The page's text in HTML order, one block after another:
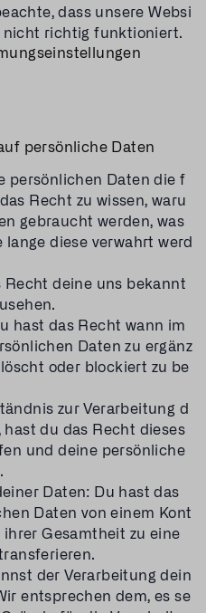
dass unsere Websi
richtig funktioniert.
persönliche Daten
persönlichen Daten die f
Recht zu wissen, waru
gebraucht werden, was
diese verwahrt werd
deine uns bekannt
hast das Recht wann im
Daten zu ergänz
oder blockiert zu be
zur Verarbeitung d
du das Recht dieses
und deine persönliche
Daten: Du hast das
Daten von einem Kont
Gesamtheit zu eine
der Verarbeitung dein
entsprechen dem, es se